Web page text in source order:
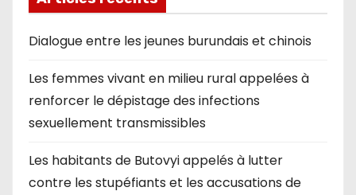
Dialogue entre les jeunes burundais et chinois
Les femmes vivant en milieu rural appelées à
renforcer le dépistage des infections
sexuellement transmissibles
Les habitants de Butovyi appelés à lutter
contre les stupéfiants et les accusations de